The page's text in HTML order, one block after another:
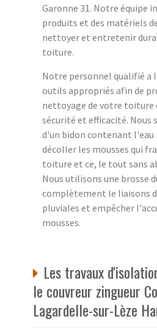
Garonne 31. Notre équipe
produits et des matériels
nettoyer et entretenir
toiture.
Notre personnel qualifié a
outils appropriés afin de
nettoyage de votre toiture
sécurité et efficacité. Nous
d'un bidon contenant l'eau
décoller les mousses qui
toiture et ce, le tout sans
Nous utilisons une brosse
complètement le liaisons
pluviales et empêcher
mousses.
Les travaux
le couvreur zingueur
Lagardelle-sur-Lèze